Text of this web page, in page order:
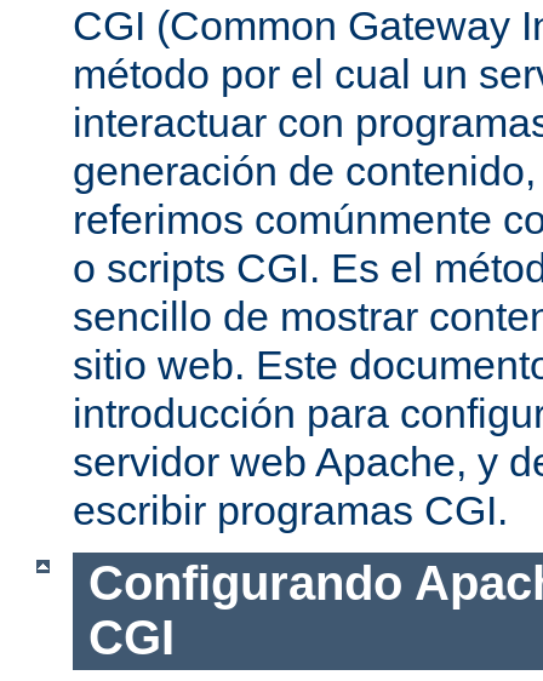
CGI (Common Gateway
método por el cual un
interactuar con
generación de
referimos comúnmente
o scripts CGI. Es el
sencillo de mostrar
sitio web. Este
introducción para
servidor web Apache, y
escribir programas CGI.
Configurando
CGI